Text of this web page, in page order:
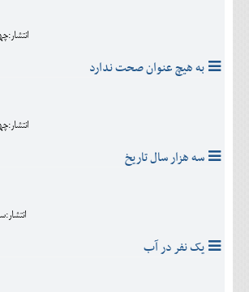
انتشار:چهارشنبه
به هیچ عنوان صحت ندارد
انتشار:چهارشنبه
سه هزار سال تاريخ
انتشار:سه شنبه
يک نفر در آب